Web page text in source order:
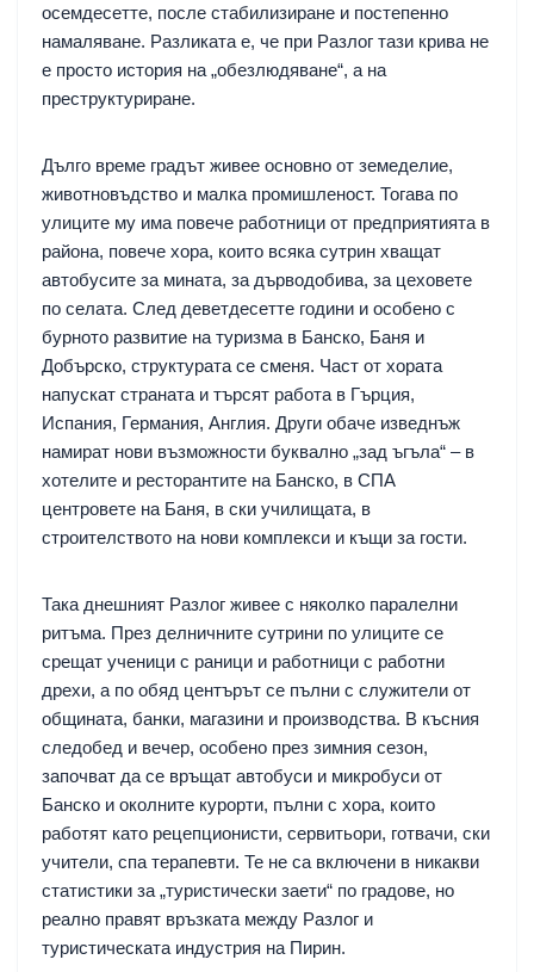
осемдесетте, после стабилизиране и постепенно
намаляване. Разликата е, че при Разлог тази крива не
е просто история на „обезлюдяване“, а на
преструктуриране.
Дълго време градът живее основно от земеделие,
животновъдство и малка промишленост. Тогава по
улиците му има повече работници от предприятията в
района, повече хора, които всяка сутрин хващат
автобусите за мината, за дърводобива, за цеховете
по селата. След деветдесетте години и особено с
бурното развитие на туризма в Банско, Баня и
Добърско, структурата се сменя. Част от хората
напускат страната и търсят работа в Гърция,
Испания, Германия, Англия. Други обаче изведнъж
намират нови възможности буквално „зад ъгъла“ – в
хотелите и ресторантите на Банско, в СПА
центровете на Баня, в ски училищата, в
строителството на нови комплекси и къщи за гости.
Така днешният Разлог живее с няколко паралелни
ритъма. През делничните сутрини по улиците се
срещат ученици с раници и работници с работни
дрехи, а по обяд центърът се пълни с служители от
общината, банки, магазини и производства. В късния
следобед и вечер, особено през зимния сезон,
започват да се връщат автобуси и микробуси от
Банско и околните курорти, пълни с хора, които
работят като рецепционисти, сервитьори, готвачи, ски
учители, спа терапевти. Те не са включени в никакви
статистики за „туристически заети“ по градове, но
реално правят връзката между Разлог и
туристическата индустрия на Пирин.